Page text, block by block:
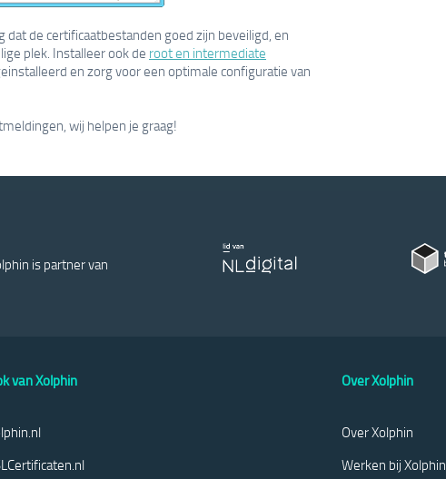
de certificaatbestanden goed zijn beveiligd, en
plek. Installeer ook de root en intermediate
en zorg voor een optimale configuratie van
wij helpen je graag!
is partner van
van Xolphin Over Xolphin
Over Xolphin
Werken bij Xolphin